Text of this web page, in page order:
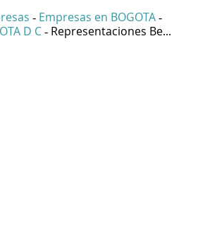
- Empresas en BOGOTA -
D C - Representaciones Be...